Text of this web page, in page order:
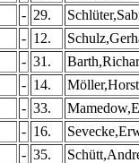
- 29.
- 12.
- 31.
- 14.
Möller,Horst
- 33.
- 16.
- 35.